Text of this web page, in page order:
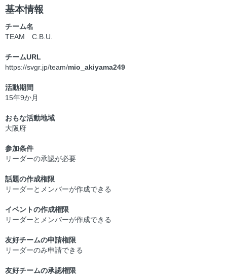
基本情報
チーム名
TEAM C.B.U.
チームURL
https://svgr.jp/team/mio_akiyama249
活動期間
15年9か月
おもな活動地域
大阪府
参加条件
リーダーの承認が必要
話題の作成権限
リーダーとメンバーが作成できる
イベントの作成権限
リーダーとメンバーが作成できる
友好チームの申請権限
リーダーのみ申請できる
友好チームの承認権限